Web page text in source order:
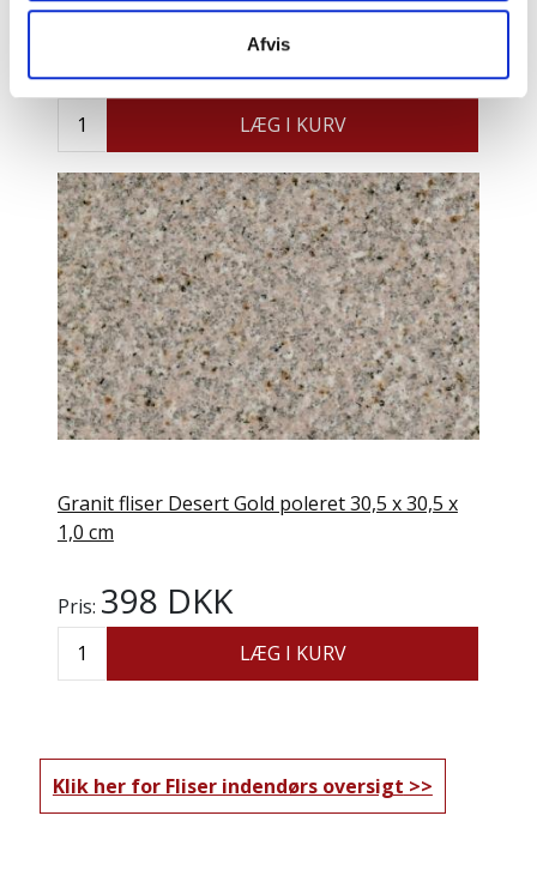
Afvis
Pris:398 DKK
LÆG I KURV
Granit fliser Desert Gold poleret 30,5 x 30,5 x
1,0 cm
Pris: 398 DKK
LÆG I KURV
Klik her for Fliser indendørs oversigt